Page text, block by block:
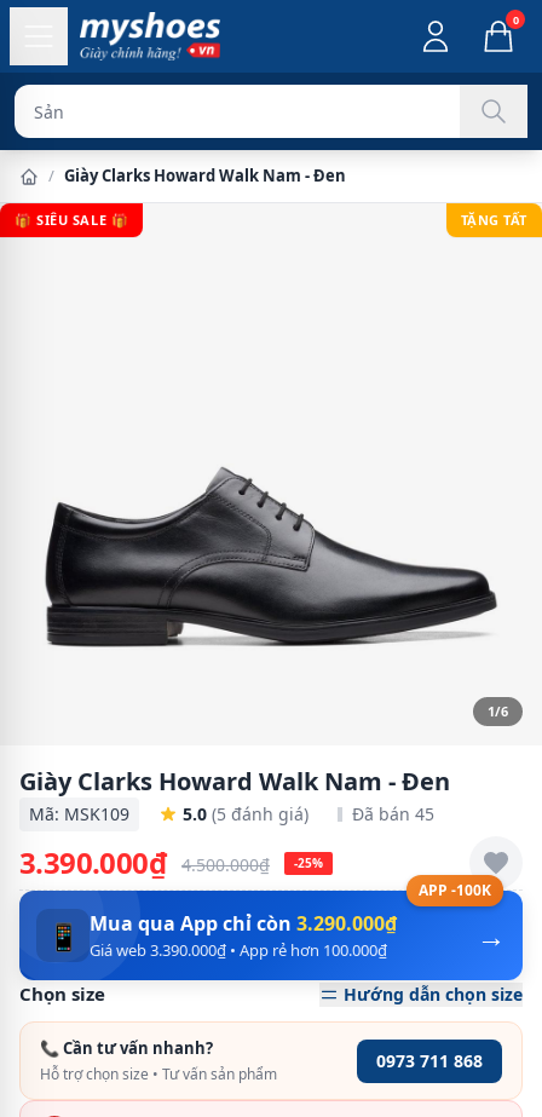
0
Sản phẩm chín
/ Giày Clarks Howard Walk Nam - Đen
🎁 SIÊU SALE 🎁 TẶNG TẤT
1/6
Giày Clarks Howard Walk Nam - Đen
Mã: MSK109 5.0 (5 đánh giá) Đã bán 45
3.390.000₫ 4.500.000₫ -25%
APP -100K
→
📱 Mua qua App chỉ còn 3.290.000₫
Giá web 3.390.000₫ • App rẻ hơn 100.000₫
Chọn size Hướng dẫn chọn size
📞 Cần tư vấn nhanh?
Hỗ trợ chọn size • Tư vấn sản phẩm
0973 711 868